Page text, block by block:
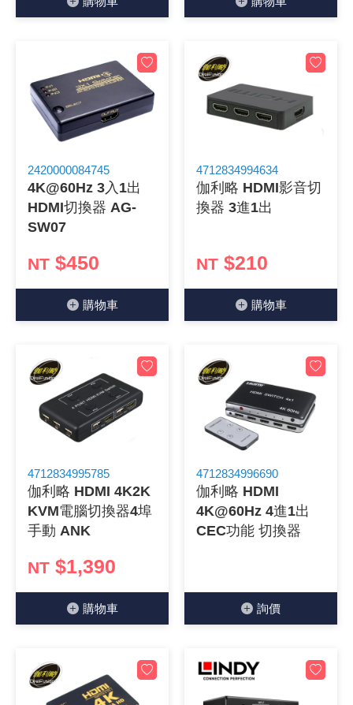
2420000084745
4K@60Hz 3入1出
HDMI切換器 AG-
SW07
NT $450
購物⾞
4712834994634
伽利略 HDMI影音切
換器 3進1出
NT $210
購物⾞
4712834995785
伽利略 HDMI 4K2K
KVM電腦切換器4埠
手動 ANK
NT $1,390
購物⾞
4712834996690
伽利略 HDMI
4K@60Hz 4進1出
CEC功能 切換器
詢價